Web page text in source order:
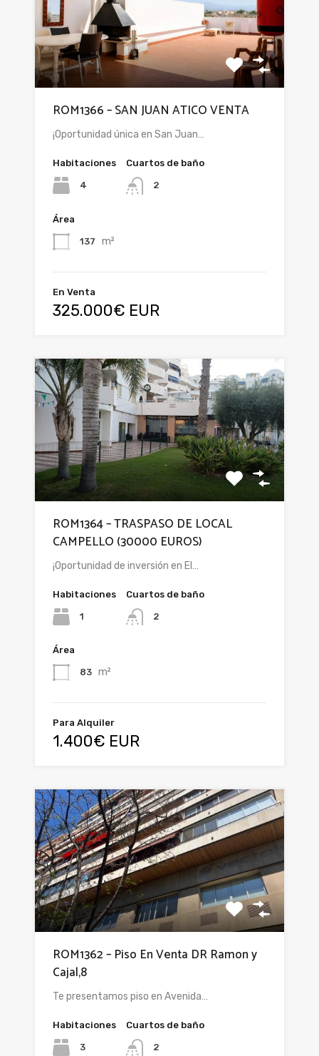
ROM1366 – SAN JUAN ATICO VENTA
¡Oportunidad única en San Juan…
Habitaciones
4
Cuartos de baño
2
Área
137 m²
En Venta
325.000€ EUR
ROM1364 – TRASPASO DE LOCAL
CAMPELLO (30000 EUROS)
¡Oportunidad de inversión en El…
Habitaciones
1
Cuartos de baño
2
Área
83 m²
Para Alquiler
1.400€ EUR
ROM1362 – Piso En Venta DR Ramon y
Cajal,8
Te presentamos piso en Avenida…
Habitaciones
3
Cuartos de baño
2